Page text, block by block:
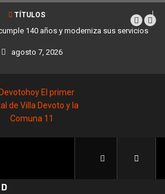
TÍTULOS
140 años y moderniza sus servicios
agosto 7, 2026